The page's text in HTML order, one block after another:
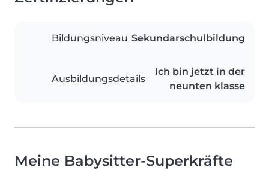
Bildungsniveau Sekundarschulbildung
Ausbildungsdetails
Ich bin jetzt in der
neunten klasse
Meine Babysitter-Superkräfte